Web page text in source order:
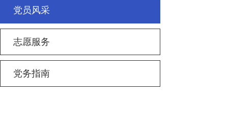
党员风采
志愿服务
党务指南